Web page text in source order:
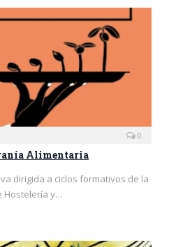
0
Alimentaria
dirigida a ciclos formativos de la
Hostelería y…